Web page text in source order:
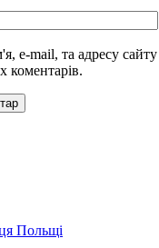
e-mail, та адресу
коментарів.
Польщі